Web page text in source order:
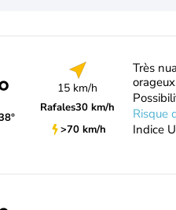
15 km/h
Rafales30 km/h
>70 km/h
Très
Risque
Indice